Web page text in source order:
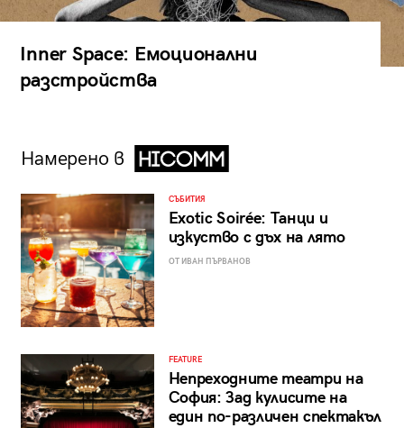
Inner Space: Емоционални
разстройства
Намерено в
СЪБИТИЯ
Exotic Soirée: Танци и
изкуство с дъх на лято
ОТ ИВАН ПЪРВАНОВ
FEATURE
Непреходните театри на
София: Зад кулисите на
един по-различен спектакъл